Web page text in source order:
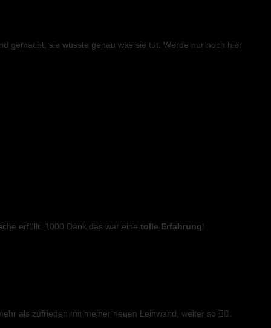
gemacht, sie wusste genau was sie tut. Werde nur noch hier
erfüllt. 1000 Dank das war eine tolle Erfahrung!
als zufrieden mit meiner neuen Leinwand, weiter so 👍🏼.